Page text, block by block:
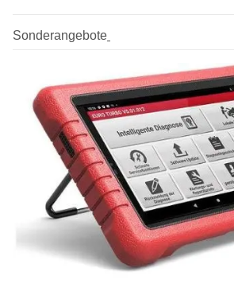
Sonderangebote